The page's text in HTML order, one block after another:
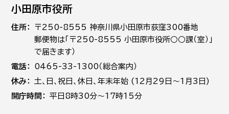
小田原市役所
住所
〒250-8555 神奈川県小田原市荻窪300番地
郵便物は「〒250-8555 小田原市役所○○課（室）」
で届きます）
電話
0465-33-1300（総合案内）
休み
土､日､祝日、休日、年末年始 (12月29日～1月3日)
開庁時間
平日8時30分～17時15分